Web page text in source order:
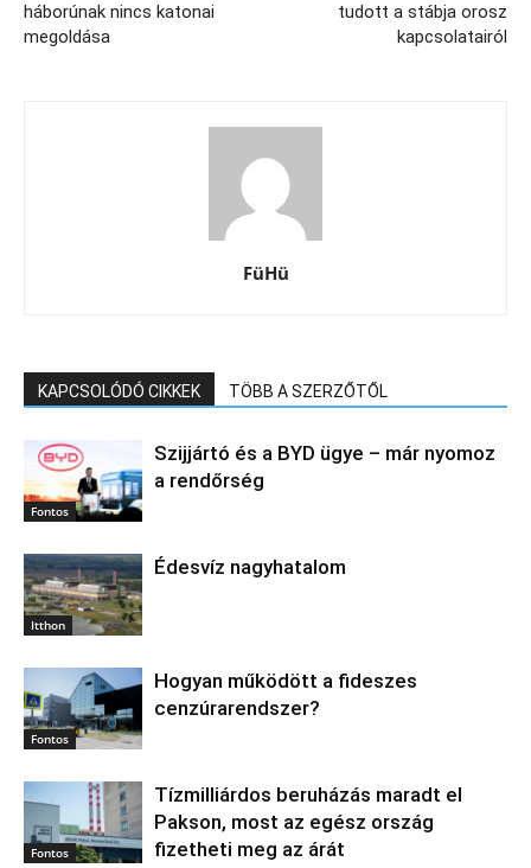
háborúnak nincs katonai
megoldása
tudott a stábja orosz
kapcsolatairól
FüHü
KAPCSOLÓDÓ CIKKEK TÖBB A SZERZŐTŐL
Fontos
Szijjártó és a BYD ügye – már nyomoz
a rendőrség
Itthon
Édesvíz nagyhatalom
Fontos
Hogyan működött a fideszes
cenzúrarendszer?
Fontos
Tízmilliárdos beruházás maradt el
Pakson, most az egész ország
fizetheti meg az árát